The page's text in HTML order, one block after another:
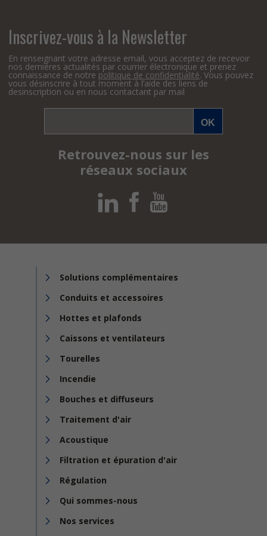
Inscrivez-vous à la Newsletter
En renseignant votre adresse email, vous acceptez de recevoir
nos dernières actualités par courrier électronique et prenez
connaissance de notre politique de confidentialité. Vous pouvez
vous désinscrire à tout moment à l’aide des liens de
desinscription ou en nous contactant par mail
Retrouvez-nous sur les
réseaux sociaux
Solutions complémentaires
Conduits et accessoires
Hottes et plafonds
Caissons et ventilateurs
Tourelles
Incendie
Bouches et diffuseurs
Traitement d'air
Acoustique
Filtration et épuration d'air
Régulation
Qui sommes-nous
Nos services